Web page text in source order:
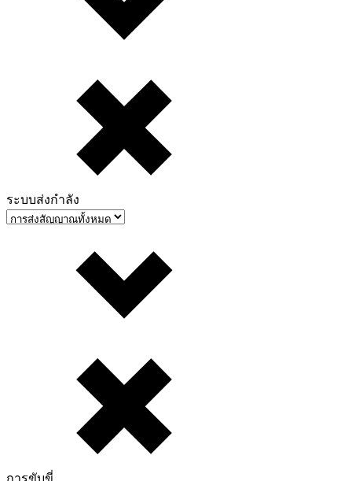
ระบบส่งกำลัง
การขับขี่